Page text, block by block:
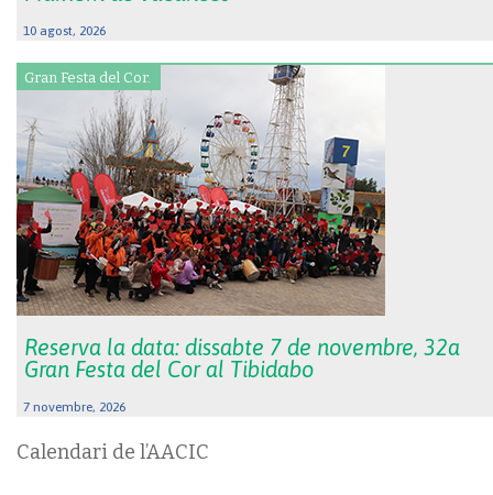
10 agost, 2026
Gran Festa del Cor.
Reserva la data: dissabte 7 de novembre, 32a
Gran Festa del Cor al Tibidabo
7 novembre, 2026
Calendari de l’AACIC